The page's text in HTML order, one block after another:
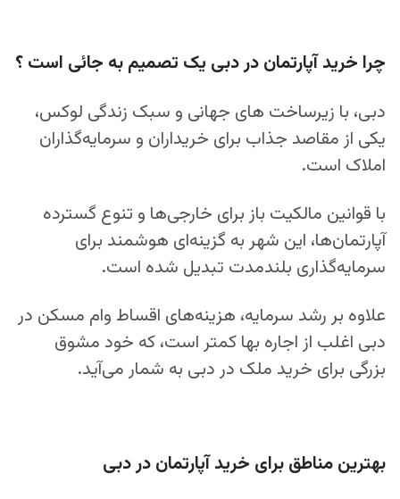
چرا خرید آپارتمان در دبی یک تصمیم به جائی است ؟
دبی، با زیرساخت‌ های جهانی و سبک زندگی لوکس،
یکی از مقاصد جذاب برای خریداران و سرمایه‌گذاران
املاک است.
با قوانین مالکیت باز برای خارجی‌ها و تنوع گسترده
آپارتمان‌ها، این شهر به گزینه‌ای هوشمند برای
سرمایه‌گذاری بلندمدت تبدیل شده است.
علاوه بر رشد سرمایه، هزینه‌های اقساط وام مسکن در
دبی اغلب از اجاره بها کمتر است، که خود مشوق
بزرگی برای خرید ملک در دبی به شمار می‌آید.
بهترین مناطق برای خرید آپارتمان در دبی